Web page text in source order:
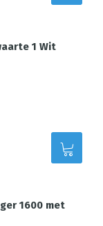
1 Wit
1600 met